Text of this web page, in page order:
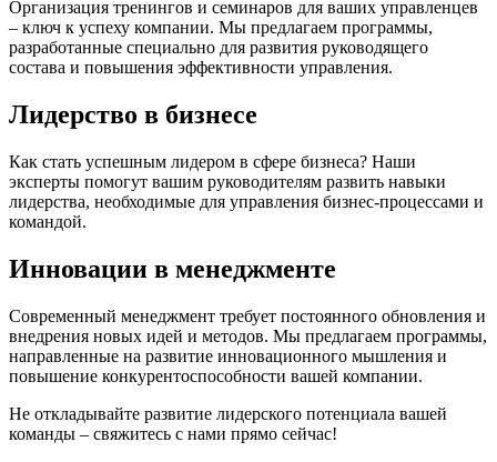
Организация тренингов и семинаров для ваших управленцев
– ключ к успеху компании. Мы предлагаем программы,
разработанные специально для развития руководящего
состава и повышения эффективности управления.
Лидерство в бизнесе
Как стать успешным лидером в сфере бизнеса? Наши
эксперты помогут вашим руководителям развить навыки
лидерства, необходимые для управления бизнес-процессами и
командой.
Инновации в менеджменте
Современный менеджмент требует постоянного обновления и
внедрения новых идей и методов. Мы предлагаем программы,
направленные на развитие инновационного мышления и
повышение конкурентоспособности вашей компании.
Не откладывайте развитие лидерского потенциала вашей
команды – свяжитесь с нами прямо сейчас!